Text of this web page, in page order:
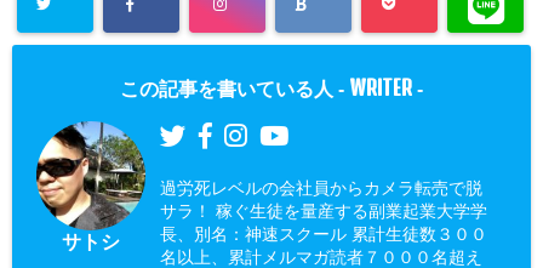
この記事を書いている人 - WRITER -
サトシ
過労死レベルの会社員からカメラ転売で脱
サラ！ 稼ぐ生徒を量産する副業起業大学学
長、別名：神速スクール 累計生徒数３００
名以上、累計メルマガ読者７０００名超え